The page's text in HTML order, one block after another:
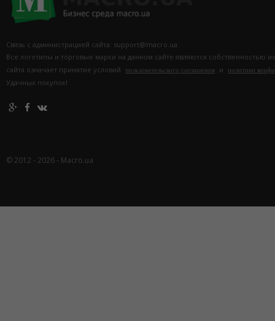
Связь с администрацией сайта: support@macro.ua.
Все логотипы и торговые марки на данном сайте являются собственностью
сайта означает принятие условий
пользовательского соглашения и политики
Удачных покупок!
© 2012 - 2026 - Macro.ua